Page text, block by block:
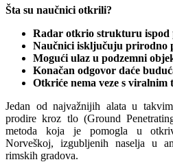
Šta su naučnici otkrili?
Radar otkrio strukturu ispod
Naučnici isključuju prirodno
Mogući ulaz u podzemni
Konačan odgovor daće
Otkriće nema veze s viralnim
Jedan od najvažnijih alata u
prodire kroz tlo (Ground
metoda koja je pomogla u
Norveškoj, izgubljenih naselja u
rimskih gradova.